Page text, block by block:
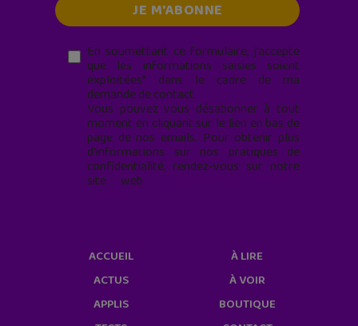
En soumettant ce formulaire, j’accepte
que les informations saisies soient
exploitées* dans le cadre de ma
demande de contact.
Vous pouvez vous désabonner à tout
moment en cliquant sur le lien en bas de
page de nos emails. Pour obtenir plus
d'informations sur nos pratiques de
confidentialité, rendez-vous sur notre
site web
ACCUEIL
ACTUS
APPLIS
À LIRE
À VOIR
BOUTIQUE